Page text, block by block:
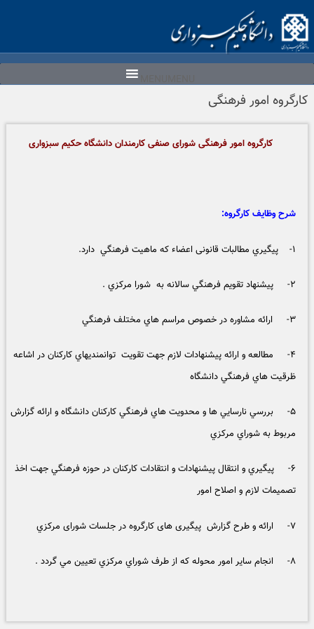
to
content
كارگروه امور فرهنگی
كارگروه امور فرهنگی شورای صنفی کارمندان دانشگاه حکیم سبزواری
شرح وظایف کارگروه:
۱- پيگيري مطالبات قانونی اعضاء كه ماهيت فرهنگي دارد.
۲- پيشنهاد تقويم فرهنگي سالانه به شورا مركزي .
۳- ارائه مشاوره در خصوص مراسم هاي مختلف فرهنگي
۴- مطالعه و ارائه پيشنهادات لازم جهت تقويت توانمنديهاي كاركنان در اشاعه
ظرقيت هاي فرهنگي دانشگاه
۵- بررسي نارسايي ها و محدويت هاي فرهنگي كاركنان دانشگاه و ارائه گزارش
مربوط به شوراي مركزي
۶- پيگيري و انتقال پيشنهادات و انتقادات كاركنان در حوزه فرهنگي جهت اخذ
تصميمات لازم و اصلاح امور
۷- ارائه و طرح گزارش پیگیری های کارگروه در جلسات شورای مركزي
۸- انجام سایر امور محوله كه از طرف شوراي مركزي تعيين مي گردد .